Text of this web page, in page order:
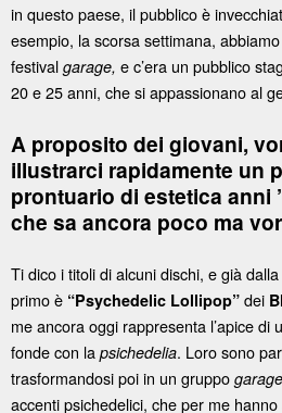
in questo paese, il pubblico è
esempio, la scorsa settimana,
festival garage, e c’era un pubblico
20 e 25 anni, che si appassionano al
A proposito dei giovani,
illustrarci rapidamente un
prontuario di estetica anni
che sa ancora poco ma
Ti dico i titoli di alcuni dischi, e già
primo è “Psychedelic Lollipop” dei
me ancora oggi rappresenta l’apice di
fonde con la psichedelia. Loro sono
trasformandosi poi in un gruppo garage
accenti psichedelici, che per me